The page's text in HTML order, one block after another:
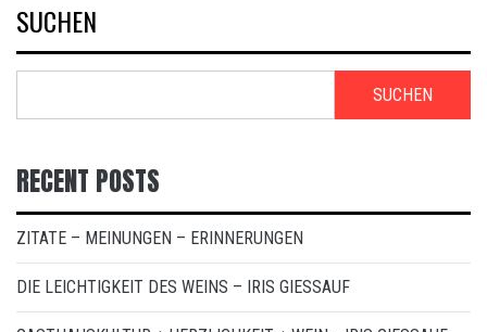
SUCHEN
SUCHEN
RECENT POSTS
ZITATE – MEINUNGEN – ERINNERUNGEN
DIE LEICHTIGKEIT DES WEINS – IRIS GIESSAUF